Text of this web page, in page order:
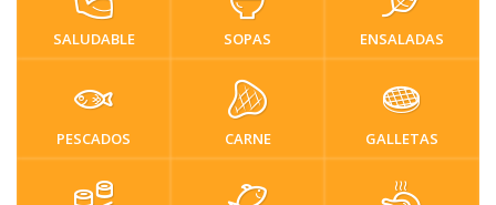
SALUDABLE SOPAS ENSALADAS
PESCADOS CARNE GALLETAS